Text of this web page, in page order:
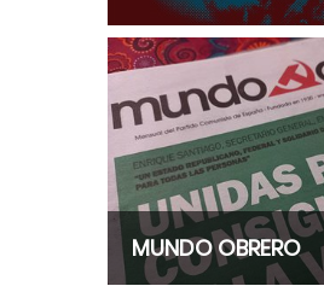
MUNDO OBRERO